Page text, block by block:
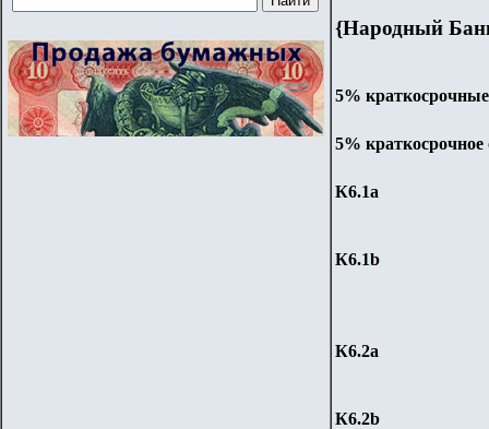
{Народный
5% краткосрочные
5% краткосрочное
К6.1a
К6.1b
К6.2a
К6.2b